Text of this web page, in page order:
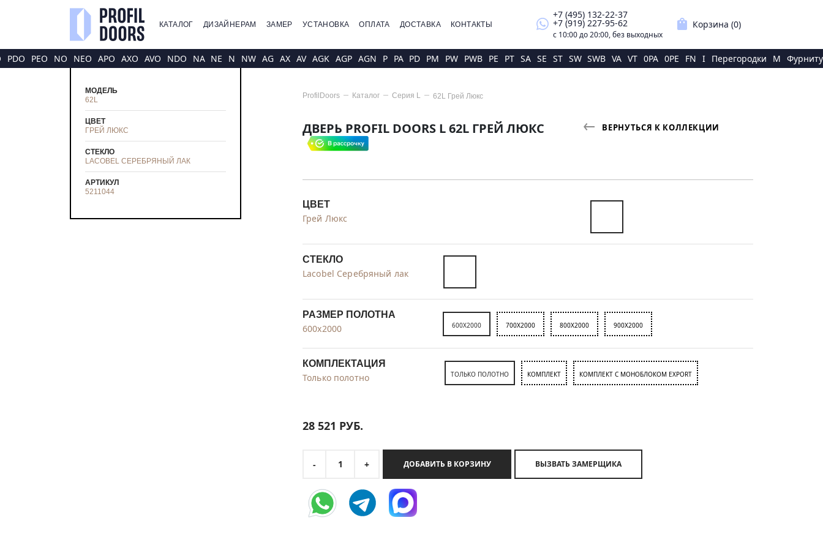
КАТАЛОГ ДИЗАЙНЕРАМ ЗАМЕР УСТАНОВКА ОПЛАТА ДОСТАВКА КОНТАКТЫ whatsapp
+7 (495) 132-22-37
+7 (919) 227-95-62
с 10:00 до 20:00, без выходных
shopping_bag Корзина (0)
PDO PEO NO NEO APO AXO AVO NDO NA NE N NW AG AX AV AGK AGP AGN P PA PD PM PW PWB PE PT SA SE ST SW SWB VA VT 0PA 0PE FN I Перегородки M
МОДЕЛЬ
62L
ЦВЕТ
ГРЕЙ ЛЮКС
СТЕКЛО
LACOBEL СЕРЕБРЯНЫЙ ЛАК
АРТИКУЛ
5211044
ProfilDoors Каталог Серия L 62L Грей Люкс
ДВЕРЬ PROFIL DOORS L 62L ГРЕЙ ЛЮКС ВЕРНУТЬСЯ К КОЛЛЕКЦИИ
ЦВЕТ
Грей Люкс
СТЕКЛО
Lacobel Серебряный лак
РАЗМЕР ПОЛОТНА
600x2000 600X2000 700X2000 800X2000 900X2000
КОМПЛЕКТАЦИЯ
Только полотно ТОЛЬКО ПОЛОТНО КОМПЛЕКТ КОМПЛЕКТ С МОНОБЛОКОМ EXPORT
28 521 РУБ.
- 1 + ДОБАВИТЬ В КОРЗИНУ ВЫЗВАТЬ ЗАМЕРЩИКА